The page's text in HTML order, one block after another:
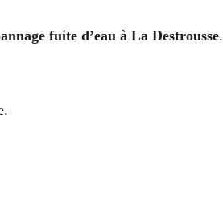
fuite d’eau à La Destrousse.